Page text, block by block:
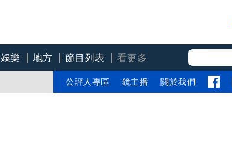
娛樂 地方 節目列表
看更多
公評人專區 鏡主播 關於我們